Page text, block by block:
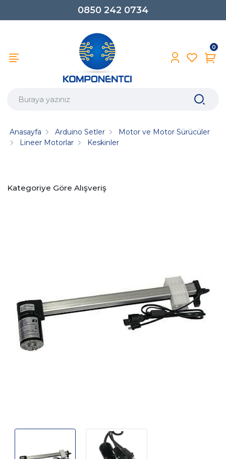
0850 242 0734
0
Anasayfa Arduino Setler
Motor ve Motor Sürücüler
Lineer Motorlar
Keskinler
Kategoriye Göre Alışveriş